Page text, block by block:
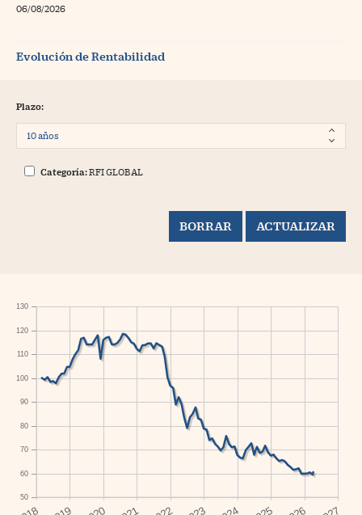
06/08/2026
Evolución de Rentabilidad
Plazo:
Categoría:RFI GLOBAL
50
60
70
80
90
100
110
120
130